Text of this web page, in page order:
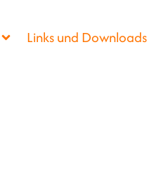
Links und Downloads